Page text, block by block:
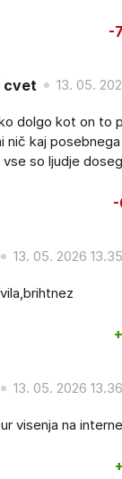
-7
cvet 13. 05.
dolgo kot on to
nič kaj
so ljudje
13. 05. 2026 13.35
13. 05. 2026 13.36
visenja na